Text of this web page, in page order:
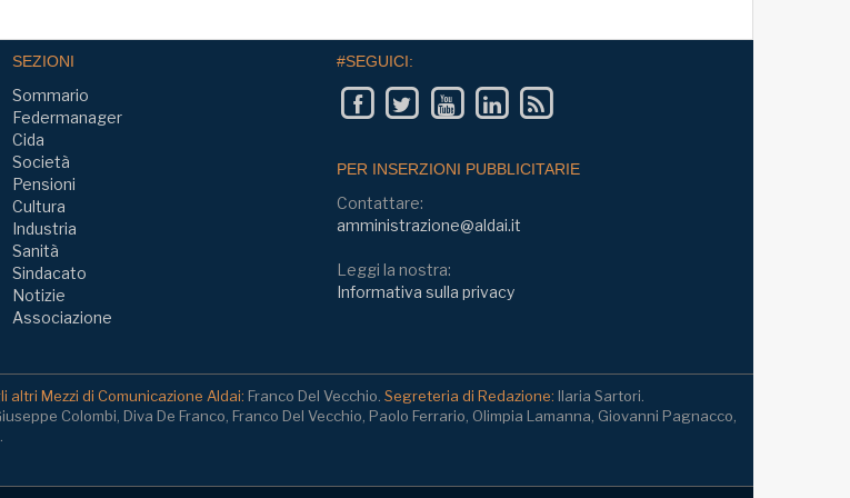
SEZIONI
Sommario
Federmanager
Cida
Società
Pensioni
Cultura
Industria
Sanità
Sindacato
Notizie
Associazione
#SEGUICI:
PER INSERZIONI PUBBLICITARIE
Contattare:
amministrazione@aldai.it
Leggi la nostra:
Informativa sulla privacy
Mezzi di Comunicazione Aldai: Franco Del Vecchio. Segreteria di Redazione: Ilaria Sartori.
Colombi, Diva De Franco, Franco Del Vecchio, Paolo Ferrario, Olimpia Lamanna, Giovanni Pagnacco,